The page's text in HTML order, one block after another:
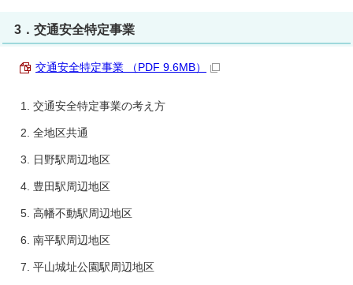
3．交通安全特定事業
交通安全特定事業 （PDF 9.6MB）
交通安全特定事業の考え方
全地区共通
日野駅周辺地区
豊田駅周辺地区
高幡不動駅周辺地区
南平駅周辺地区
平山城址公園駅周辺地区